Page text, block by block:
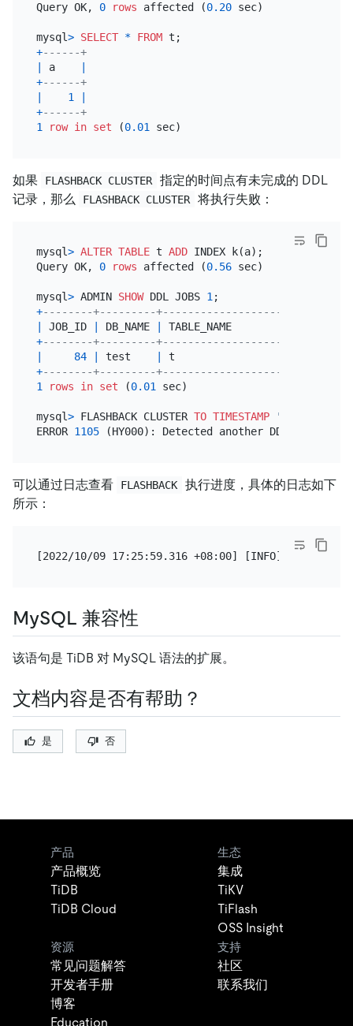
Query OK, 0 rows affected (0.20 sec)
mysql> SELECT * FROM
+------+
a
+------+
1
+------+
1
row in set (0.01
如果 FLASHBACK CLUSTER
指定的时间点有未完成的 DDL
记录，那么
FLASHBACK CLUSTER 将执行失败：
mysql> ALTER TABLE t ADD INDEX k(a);
Query OK, 0 rows affected (0.56 sec)
mysql> ADMIN SHOW DDL JOBS 1
+--------+---------+-----------------------
JOB_ID DB_NAME TABLE_NAME
+--------+---------+-----------------------
84 test t
+--------+---------+-----------------------
1
rows in set (0.01 sec)
mysql> FLASHBACK CLUSTER TO TIMESTAMP
'2023-01-29
ERROR 1105 (HY000): Detected another DDL job
可以通过日志查看 FLASHBACK
执行进度，具体的日志如下
所示：
MySQL 兼容性
该语句是 TiDB 对 MySQL 语法的扩展。
文档内容是否有帮助？
是 否
产品
产品概览
TiDB
TiDB Cloud
生态
集成
TiKV
TiFlash
OSS Insight
资源
常见问题解答
开发者手册
博客
Education
支持
社区
联系我们